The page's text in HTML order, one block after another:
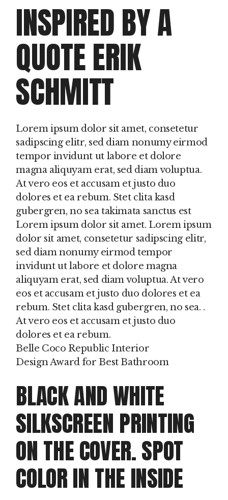
INSPIRED BY A
QUOTE ERIK
SCHMITT
Lorem ipsum dolor sit amet, consetetur
sadipscing elitr, sed diam nonumy eirmod
tempor invidunt ut labore et dolore
magna aliquyam erat, sed diam voluptua.
At vero eos et accusam et justo duo
dolores et ea rebum. Stet clita kasd
gubergren, no sea takimata sanctus est
Lorem ipsum dolor sit amet. Lorem ipsum
dolor sit amet, consetetur sadipscing elitr,
sed diam nonumy eirmod tempor
invidunt ut labore et dolore magna
aliquyam erat, sed diam voluptua. At vero
eos et accusam et justo duo dolores et ea
rebum. Stet clita kasd gubergren, no sea. .
At vero eos et accusam et justo duo
dolores et ea rebum.
Belle Coco Republic Interior
Design Award for Best Bathroom
BLACK AND WHITE
SILKSCREEN PRINTING
ON THE COVER. SPOT
COLOR IN THE INSIDE